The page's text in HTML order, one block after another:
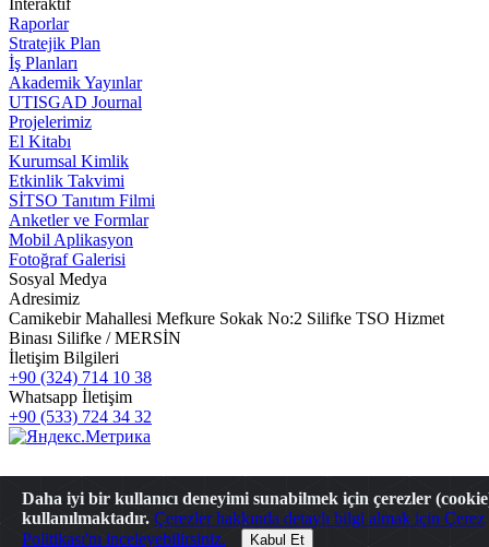
İnteraktif
Raporlar
Stratejik Plan
İş Planları
Akademik Yayınlar
UTISGAD Journal
Projelerimiz
El Kitabı
Kurumsal Kimlik
Etkinlik Takvimi
SİTSO Tanıtım Filmi
Anketler ve Formlar
Mobil Aplikasyon
Fotoğraf Galerisi
Sosyal Medya
Adresimiz
Camikebir Mahallesi Mefkure Sokak No:2 Silifke TSO Hizmet
Binası Silifke / MERSİN
İletişim Bilgileri
+90 (324) 714 10 38
Whatsapp İletişim
+90 (533) 724 34 32
Daha iyi bir kullanıcı deneyimi sunabilmek için çerezler
kullanılmaktadır. Çerezler hakkında detaylı bilgi almak için Çerez
Politikası'nı inceleyebilirsiniz.
Kabul Et